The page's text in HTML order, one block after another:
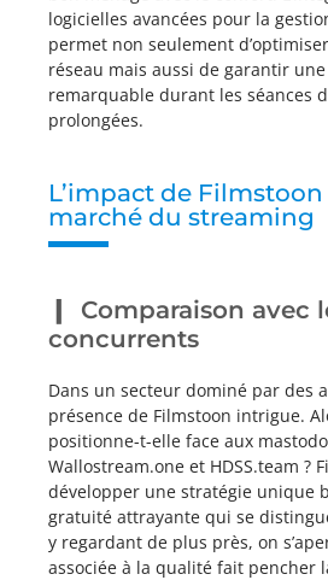
logicielles avancées pour la
permet non seulement
réseau mais aussi de garantir
remarquable durant les séances
prolongées.
L’impact de
marché du streaming
Comparaison avec
concurrents
Dans un secteur dominé par des
présence de Filmstoon intrigue.
positionne-t-elle face aux
Wallostream.one et HDSS.team ?
développer une stratégie unique
gratuité attrayante qui se
y regardant de plus près, on
associée à la qualité fait pencher